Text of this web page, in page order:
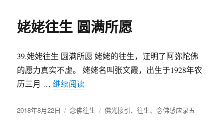
姥姥往生 圆满所愿
39.姥姥往生 圆满所愿 姥姥的往生，证明了阿弥陀佛
的愿力真实不虚。 姥姥名叫张文霞，出生于1928年农
历三月 …继续阅读
发
2018年8月22日
分
念佛往生
标
佛光接引、往生、念佛感应录五